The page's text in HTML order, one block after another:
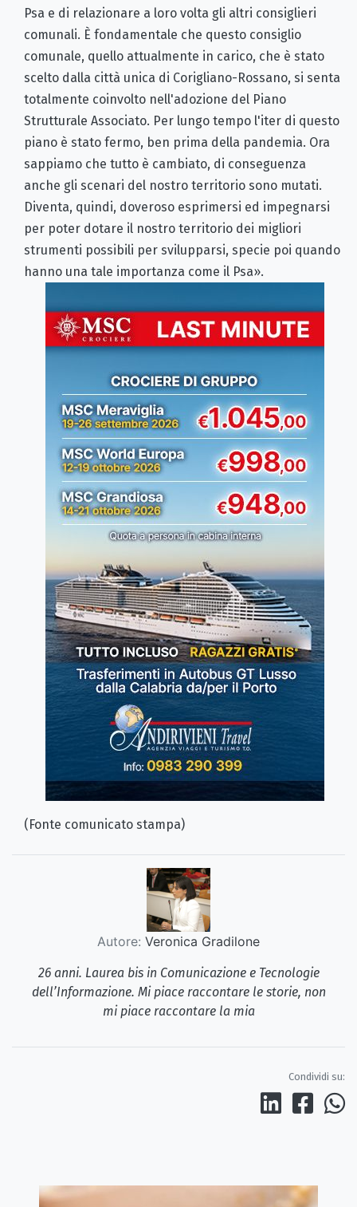
Psa e di relazionare a loro volta gli altri consiglieri
comunali. È fondamentale che questo consiglio
comunale, quello attualmente in carico, che è stato
scelto dalla città unica di Corigliano-Rossano, si senta
totalmente coinvolto nell'adozione del Piano
Strutturale Associato. Per lungo tempo l'iter di questo
piano è stato fermo, ben prima della pandemia. Ora
sappiamo che tutto è cambiato, di conseguenza
anche gli scenari del nostro territorio sono mutati.
Diventa, quindi, doveroso esprimersi ed impegnarsi
per poter dotare il nostro territorio dei migliori
strumenti possibili per svilupparsi, specie poi quando
hanno una tale importanza come il Psa».
(Fonte comunicato stampa)
Autore: Veronica Gradilone
26 anni. Laurea bis in Comunicazione e Tecnologie
dell’Informazione. Mi piace raccontare le storie, non
mi piace raccontare la mia
Condividi su: